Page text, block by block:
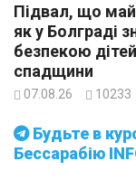
Будьте в курсі подій. Підписуйтесь на
Бессарабію
Підвал, що
як у Болграді
безпекою
спадщини
07.08.26 10233